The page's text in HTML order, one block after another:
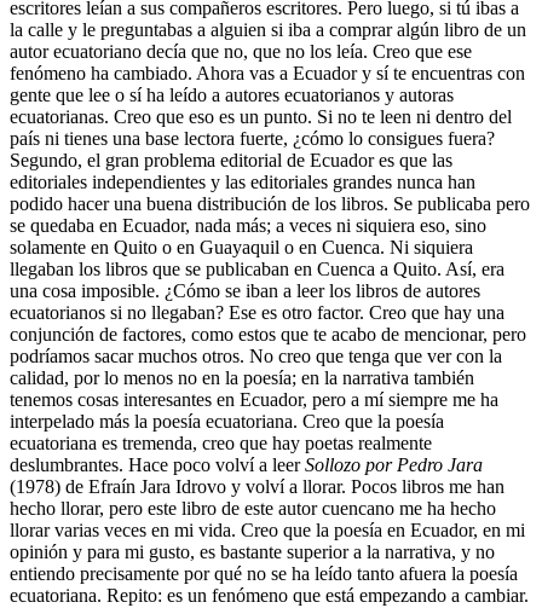
escritores leían a sus compañeros escritores. Pero luego, si tú ibas a
la calle y le preguntabas a alguien si iba a comprar algún libro de un
autor ecuatoriano decía que no, que no los leía. Creo que ese
fenómeno ha cambiado. Ahora vas a Ecuador y sí te encuentras con
gente que lee o sí ha leído a autores ecuatorianos y autoras
ecuatorianas. Creo que eso es un punto. Si no te leen ni dentro del
país ni tienes una base lectora fuerte, ¿cómo lo consigues fuera?
Segundo, el gran problema editorial de Ecuador es que las
editoriales independientes y las editoriales grandes nunca han
podido hacer una buena distribución de los libros. Se publicaba pero
se quedaba en Ecuador, nada más; a veces ni siquiera eso, sino
solamente en Quito o en Guayaquil o en Cuenca. Ni siquiera
llegaban los libros que se publicaban en Cuenca a Quito. Así, era
una cosa imposible. ¿Cómo se iban a leer los libros de autores
ecuatorianos si no llegaban? Ese es otro factor. Creo que hay una
conjunción de factores, como estos que te acabo de mencionar, pero
podríamos sacar muchos otros. No creo que tenga que ver con la
calidad, por lo menos no en la poesía; en la narrativa también
tenemos cosas interesantes en Ecuador, pero a mí siempre me ha
interpelado más la poesía ecuatoriana. Creo que la poesía
ecuatoriana es tremenda, creo que hay poetas realmente
deslumbrantes. Hace poco volví a leerSollozo por Pedro Jara
(1978) de Efraín Jara Idrovo y volví a llorar. Pocos libros me han
hecho llorar, pero este libro de este autor cuencano me ha hecho
llorar varias veces en mi vida. Creo que la poesía en Ecuador, en mi
opinión y para mi gusto, es bastante superior a la narrativa, y no
entiendo precisamente por qué no se ha leído tanto afuera la poesía
ecuatoriana. Repito: es un fenómeno que está empezando a cambiar.